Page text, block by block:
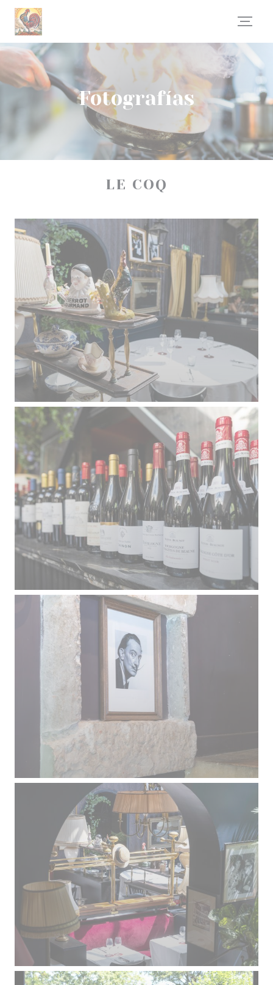
Personalización de sus opciones de cookies
Fotografías
LE COQ